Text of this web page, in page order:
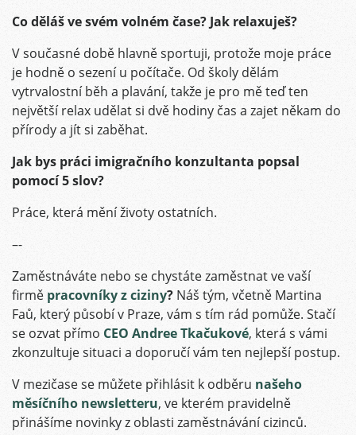
Co děláš ve svém volném čase? Jak relaxuješ?
V současné době hlavně sportuji, protože moje práce
je hodně o sezení u počítače. Od školy dělám
vytrvalostní běh a plavání, takže je pro mě teď ten
největší relax udělat si dvě hodiny čas a zajet někam do
přírody a jít si zaběhat.
Jak bys práci imigračního konzultanta popsal
pomocí 5 slov?
Práce, která mění životy ostatních.
–-
Zaměstnáváte nebo se chystáte zaměstnat ve vaší
firmě pracovníky z ciziny? Náš tým, včetně Martina
Faů, který působí v Praze, vám s tím rád pomůže. Stačí
se ozvat přímo CEO Andree Tkačukové, která s vámi
zkonzultuje situaci a doporučí vám ten nejlepší postup.
V mezičase se můžete přihlásit k odběru našeho
měsíčního newsletteru, ve kterém pravidelně
přinášíme novinky z oblasti zaměstnávání cizinců.